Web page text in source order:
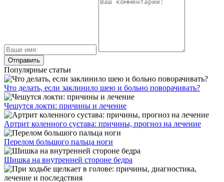
Популярные статьи
Что делать, если заклинило шею и больно поворачивать?
Чешутся локти: причины и лечение
Артрит коленного сустава: причины, прогноз на лечение
Перелом большого пальца ноги
Шишка на внутренней стороне бедра